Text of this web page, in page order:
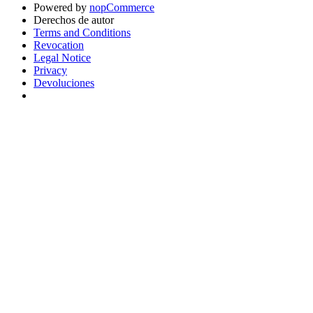
Powered by nopCommerce
Derechos de autor
Terms and Conditions
Revocation
Legal Notice
Privacy
Devoluciones